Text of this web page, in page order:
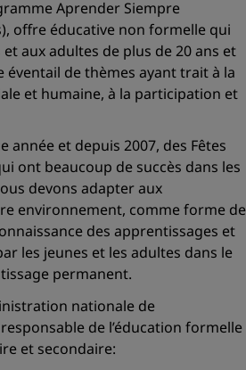
Aprender Siempre
offre éducative non formelle qui
et aux adultes de plus de 20 ans et
de thèmes ayant trait à la
et humaine, à la participation et
année et depuis 2007, des Fêtes
ont beaucoup de succès dans les
devons adapter aux
environnement, comme forme de
des apprentissages et
les jeunes et les adultes dans le
permanent.
nationale de
de l’éducation formelle
et secondaire: